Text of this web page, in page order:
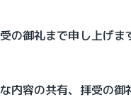
の御礼まで申し上げ
内容の共有、拝受の御